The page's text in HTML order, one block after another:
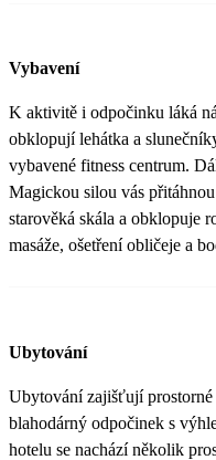
Vybavení
K aktivitě i odpočinku láká
obklopují lehátka a
vybavené fitness centrum.
Magickou silou vás
starověká skála a obklopuje
masáže, ošetření obličeje a
Ubytování
Ubytování zajišťují
blahodárný odpočinek s
hotelu se nachází několik